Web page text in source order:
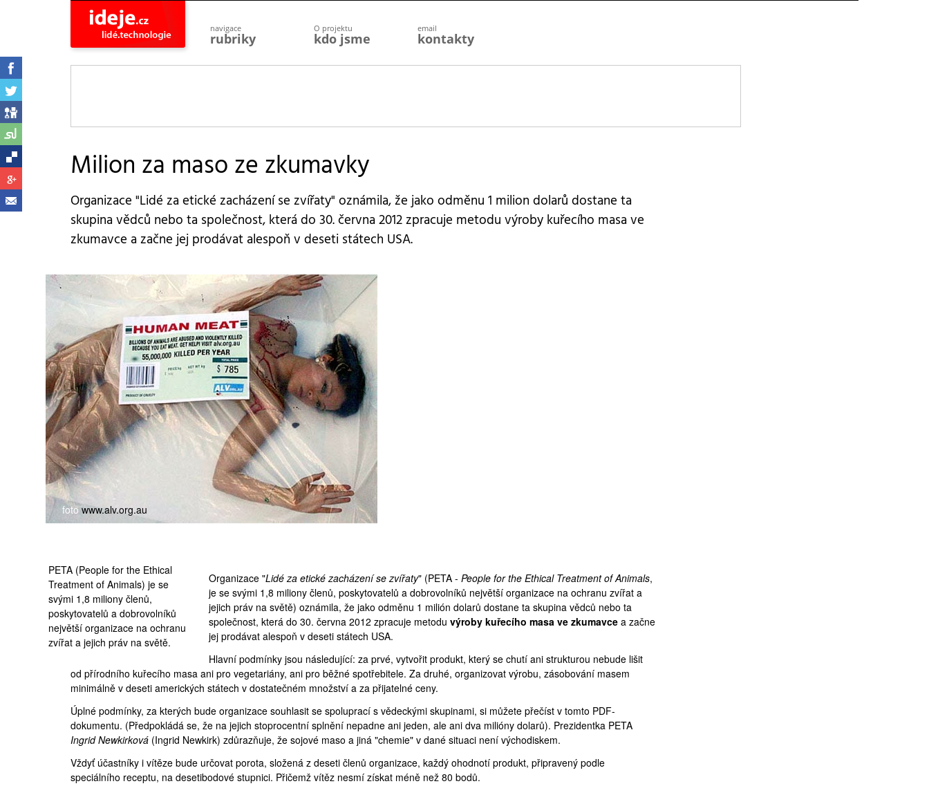
navigace
rubriky
objevy
vynálezy
planeta
přiroda
pokrok
technologie
firmy
zdraví
medicína
O projektu
kdo jsme
email
kontakty
Milion za maso ze zkumavky
Organizace "Lidé za etické zacházení se zvířaty" oznámila, že jako odměnu 1 milion dolarů dostane ta
skupina vědců nebo ta společnost, která do 30. června 2012 zpracuje metodu výroby kuřecího masa ve
zkumavce a začne jej prodávat alespoň v deseti státech USA.
fotowww.alv.org.au
PETA (People for the Ethical
Treatment of Animals) je se
svými 1,8 miliony členů,
poskytovatelů a dobrovolníků
největší organizace na ochranu
zvířat a jejich práv na světě.
Organizace "Lidé za etické zacházení se zvířaty" (PETA - People for the Ethical Treatment of Animals,
je se svými 1,8 miliony členů, poskytovatelů a dobrovolníků největší organizace na ochranu zvířat a
jejich práv na světě) oznámila, že jako odměnu 1 milión dolarů dostane ta skupina vědců nebo ta
společnost, která do 30. června 2012 zpracuje metodu výroby kuřecího masa ve zkumavce a začne
jej prodávat alespoň v deseti státech USA.
Hlavní podmínky jsou následující: za prvé, vytvořit produkt, který se chutí ani strukturou nebude lišit
od přírodního kuřecího masa ani pro vegetariány, ani pro běžné spotřebitele. Za druhé, organizovat výrobu, zásobování masem
minimálně v deseti amerických státech v dostatečném množství a za přijatelné ceny.
Úplné podmínky, za kterých bude organizace souhlasit se spoluprací s vědeckými skupinami, si můžete přečíst v tomto PDF-
dokumentu. (Předpokládá se, že na jejich stoprocentní splnění nepadne ani jeden, ale ani dva milióny dolarů). Prezidentka PETA
Ingrid Newkirková (Ingrid Newkirk) zdůrazňuje, že sojové maso a jiná "chemie" v dané situaci není východiskem.
Vždyť účastníky i vítěze bude určovat porota, složená z deseti členů organizace, každý ohodnotí produkt, připravený podle
speciálního receptu, na desetibodové stupnici. Přičemž vítěz nesmí získat méně než 80 bodů.